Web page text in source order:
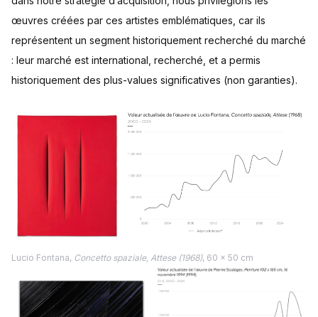
œuvres créées par ces artistes emblématiques, car ils
représentent un segment historiquement recherché du marché
: leur marché est international, recherché, et a permis
historiquement des plus-values significatives (non garanties).
Lucio Fontana, Concetto spaziale, Attese (1968), 60 x 50 cm